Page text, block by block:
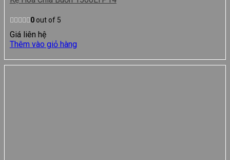
0out of 5
Giá liên hệ
Thêm vào giỏ hàng